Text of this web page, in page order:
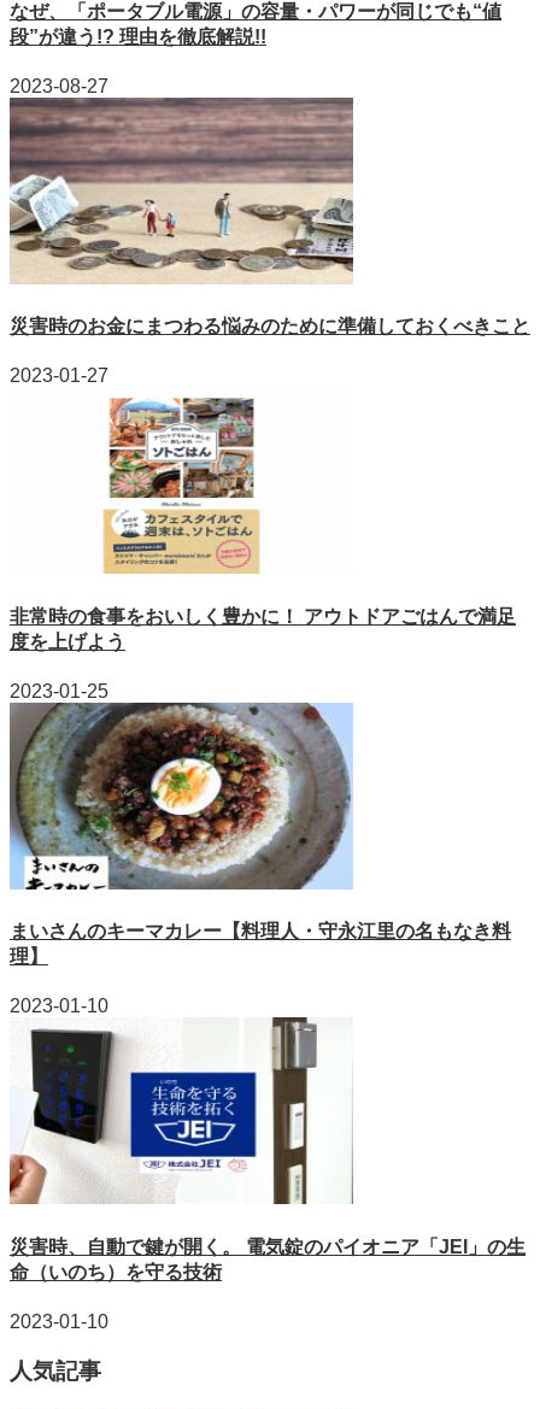
なぜ、「ポータブル電源」の容量・パワーが同じでも“値
段”が違う!? 理由を徹底解説!!
2023-08-27
災害時のお金にまつわる悩みのために準備しておくべきこと
2023-01-27
非常時の食事をおいしく豊かに！ アウトドアごはんで満足
度を上げよう
2023-01-25
まいさんのキーマカレー【料理人・守永江里の名もなき料
理】
2023-01-10
災害時、自動で鍵が開く。 電気錠のパイオニア「JEI」の生
命（いのち）を守る技術
2023-01-10
人気記事